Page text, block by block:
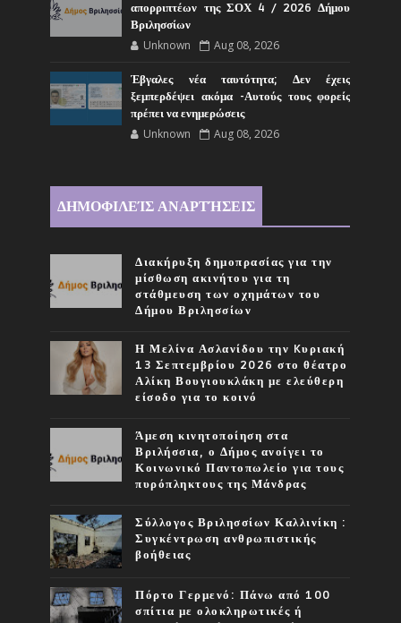
απορριπτέων της ΣΟΧ 4 / 2026 Δήμου
Βριλησσίων
Unknown Aug 08, 2026
Έβγαλες νέα ταυτότητα; Δεν έχεις
ξεμπερδέψει ακόμα -Αυτούς τους φορείς
πρέπει να ενημερώσεις
Unknown Aug 08, 2026
ΔΗΜΟΦΙΛΕΊΣ ΑΝΑΡΤΉΣΕΙΣ
Διακήρυξη δημοπρασίας για την
μίσθωση ακινήτου για τη
στάθμευση των οχημάτων του
Δήμου Βριλησσίων
Η Μελίνα Ασλανίδου την Kυριακή
13 Σεπτεμβρίου 2026 στο θέατρο
Αλίκη Βουγιουκλάκη με ελεύθερη
είσοδο για το κοινό
Άμεση κινητοποίηση στα
Βριλήσσια, ο Δήμος ανοίγει το
Κοινωνικό Παντοπωλείο για τους
πυρόπληκτους της Μάνδρας
Σύλλογος Βριλησσίων Καλλινίκη :
Συγκέντρωση ανθρωπιστικής
βοήθειας
Πόρτο Γερμενό: Πάνω από 100
σπίτια με ολοκληρωτικές ή